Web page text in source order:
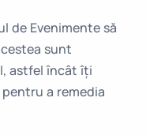
de Evenimente să
sunt
astfel încât îți
a remedia